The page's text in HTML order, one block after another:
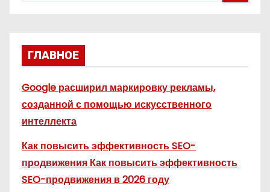
ГЛАВНОЕ
Google расширил маркировку рекламы,
созданной с помощью искусственного
интеллекта
Как повысить эффективность SEO-
продвижения Как повысить эффективность
SEO-продвижения в 2026 году